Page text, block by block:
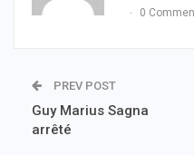
0
PREV POST
Guy Marius Sagna
arrêté